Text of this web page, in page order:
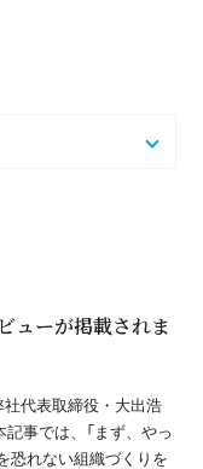
ューが掲載されま
社代表取締役・大出浩
事では、「まず、やっ
恐れない組織づくりを